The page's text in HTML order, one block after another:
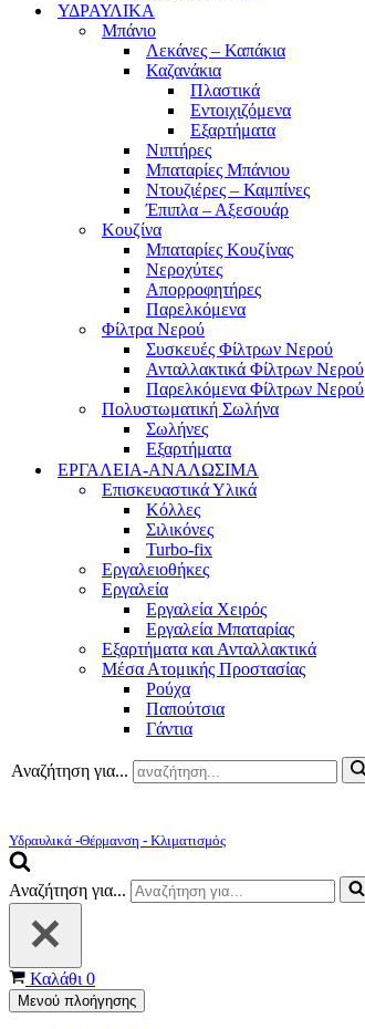
ΥΔΡΑΥΛΙΚΑ
Μπάνιο
Λεκάνες – Καπάκια
Καζανάκια
Πλαστικά
Εντοιχιζόμενα
Εξαρτήματα
Νιπτήρες
Μπαταρίες Μπάνιου
Ντουζιέρες – Καμπίνες
Έπιπλα – Αξεσουάρ
Κουζίνα
Μπαταρίες Κουζίνας
Νεροχύτες
Απορροφητήρες
Παρελκόμενα
Φίλτρα Νερού
Συσκευές Φίλτρων Νερού
Ανταλλακτικά Φίλτρων Νερού
Παρελκόμενα Φίλτρων Νερού
Πολυστωματική Σωλήνα
Σωλήνες
Εξαρτήματα
ΕΡΓΑΛΕΙΑ-ΑΝΑΛΩΣΙΜΑ
Επισκευαστικά Υλικά
Κόλλες
Σιλικόνες
Turbo-fix
Εργαλειοθήκες
Εργαλεία
Εργαλεία Χειρός
Εργαλεία Μπαταρίας
Εξαρτήματα και Ανταλλακτικά
Μέσα Ατομικής Προστασίας
Ρούχα
Παπούτσια
Γάντια
Αναζήτηση για...
Υδραυλικά -Θέρμανση - Κλιματισμός
Αναζήτηση για...
Καλάθι 0
Μενού πλοήγησης